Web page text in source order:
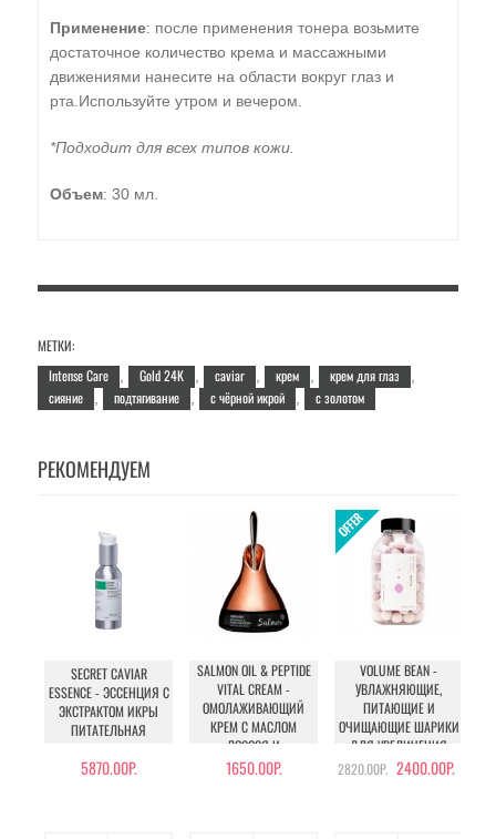
Применение: после применения тонера возьмите
достаточное количество крема и массажными
движениями нанесите на области вокруг глаз и
рта.Используйте утром и вечером.
*Подходит для всех типов кожи.
Объем: 30 мл.
МЕТКИ:
Intense Care
Gold 24K caviar крем крем для глаз
сияние подтягивание с чёрной икрой с золотом
РЕКОМЕНДУЕМ
SECRET CAVIAR
ESSENCE - ЭССЕНЦИЯ С
ЭКСТРАКТОМ ИКРЫ
ПИТАТЕЛЬНАЯ
5870.00Р.
SALMON OIL & PEPTIDE
VITAL CREAM -
ОМОЛАЖИВАЮЩИЙ
КРЕМ С МАСЛОМ
ЛОСОСЯ И
ПЕПТИДАМИ
1650.00Р.
VOLUME BEAN -
УВЛАЖНЯЮЩИЕ,
ПИТАЮЩИЕ И
ОЧИЩАЮЩИЕ ШАРИКИ
ДЛЯ УВЕЛИЧЕНИЯ
ОБЪЕМА ГРУДИ И
2820.00Р. 2400.00Р.